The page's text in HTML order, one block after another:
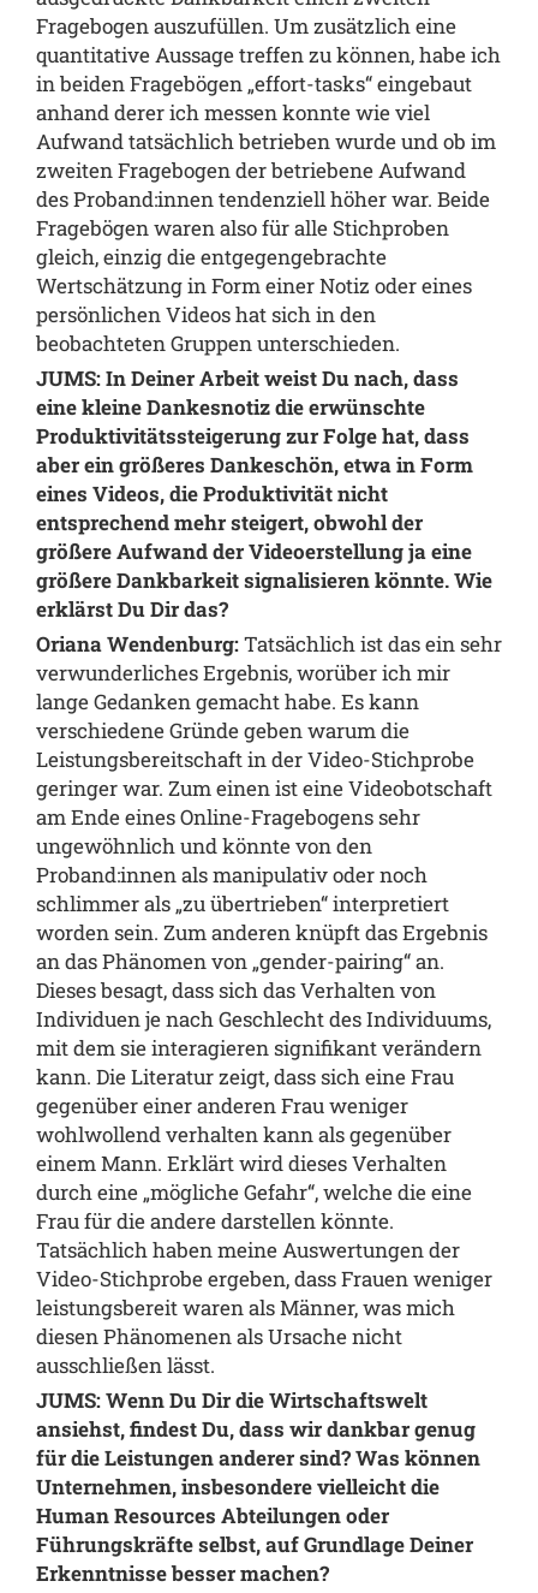
Fragebogen auszufüllen. Um zusätzlich eine
quantitative Aussage treffen zu können, habe ich
in beiden Fragebögen „effort-tasks“ eingebaut
anhand derer ich messen konnte wie viel
Aufwand tatsächlich betrieben wurde und ob im
zweiten Fragebogen der betriebene Aufwand
des Proband:innen tendenziell höher war. Beide
Fragebögen waren also für alle Stichproben
gleich, einzig die entgegengebrachte
Wertschätzung in Form einer Notiz oder eines
persönlichen Videos hat sich in den
beobachteten Gruppen unterschieden.
JUMS: In Deiner Arbeit weist Du nach, dass
eine kleine Dankesnotiz die erwünschte
Produktivitätssteigerung zur Folge hat, dass
aber ein größeres Dankeschön, etwa in Form
eines Videos, die Produktivität nicht
entsprechend mehr steigert, obwohl der
größere Aufwand der Videoerstellung ja eine
größere Dankbarkeit signalisieren könnte. Wie
erklärst Du Dir das?
Oriana Wendenburg:Tatsächlich ist das ein sehr
verwunderliches Ergebnis, worüber ich mir
lange Gedanken gemacht habe. Es kann
verschiedene Gründe geben warum die
Leistungsbereitschaft in der Video-Stichprobe
geringer war. Zum einen ist eine Videobotschaft
am Ende eines Online-Fragebogens sehr
ungewöhnlich und könnte von den
Proband:innen als manipulativ oder noch
schlimmer als „zu übertrieben“ interpretiert
worden sein. Zum anderen knüpft das Ergebnis
an das Phänomen von „gender-pairing“ an.
Dieses besagt, dass sich das Verhalten von
Individuen je nach Geschlecht des Individuums,
mit dem sie interagieren signifikant verändern
kann. Die Literatur zeigt, dass sich eine Frau
gegenüber einer anderen Frau weniger
wohlwollend verhalten kann als gegenüber
einem Mann. Erklärt wird dieses Verhalten
durch eine „mögliche Gefahr“, welche die eine
Frau für die andere darstellen könnte.
Tatsächlich haben meine Auswertungen der
Video-Stichprobe ergeben, dass Frauen weniger
leistungsbereit waren als Männer, was mich
diesen Phänomenen als Ursache nicht
ausschließen lässt.
JUMS: Wenn Du Dir die Wirtschaftswelt
ansiehst, findest Du, dass wir dankbar genug
für die Leistungen anderer sind? Was können
Unternehmen, insbesondere vielleicht die
Human Resources Abteilungen oder
Führungskräfte selbst, auf Grundlage Deiner
Erkenntnisse besser machen?